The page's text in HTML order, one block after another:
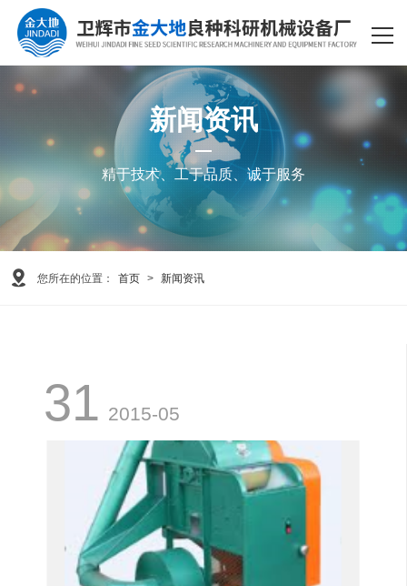
网站首页
产品中心
客户案例
客服服务
新闻资讯
精于技术、工于品质、诚于服务
您所在的位置： 首页 > 新闻资讯
31 2015-05